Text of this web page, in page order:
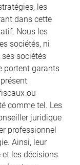
les
dans cette
Nous les
sociétés, ni
ses sociétés
portent garants
ou
comme tel. Les
juridique
professionnel
Ainsi, leur
les décisions